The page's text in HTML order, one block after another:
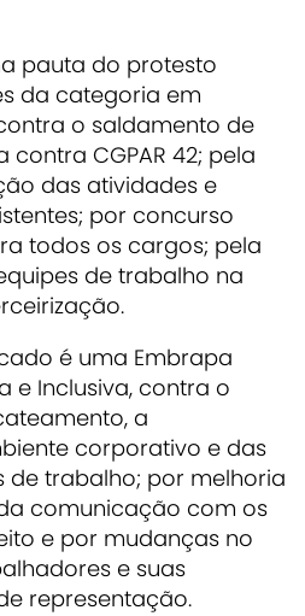
pauta do protesto
da categoria em
o saldamento de
contra CGPAR 42; pela
das atividades e
por concurso
todos os cargos; pela
de trabalho na
é uma Embrapa
e Inclusiva, contra o
a
corporativo e das
de trabalho; por melhoria
comunicação com os
e por mudanças no
e suas
representação.